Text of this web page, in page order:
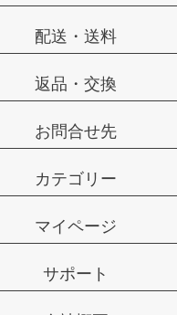
配送・送料
返品・交換
お問合せ先
カテゴリー
マイページ
サポート